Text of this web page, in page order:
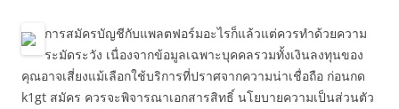
การสมัครบัญชีกับแพลตฟอร์มอะไรก็แล้วแต่ควรทำด้วยความ
ระมัดระวัง เนื่องจากข้อมูลเฉพาะบุคคลรวมทั้งเงินลงทุนของ
คุณอาจเสี่ยงแม้เลือกใช้บริการที่ปราศจากความน่าเชื่อถือ ก่อนกด
k1gt สมัคร ควรจะพิจารณาเอกสารสิทธิ์ นโยบายความเป็นส่วนตัว